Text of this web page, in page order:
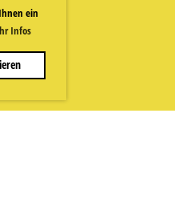
ein
Infos